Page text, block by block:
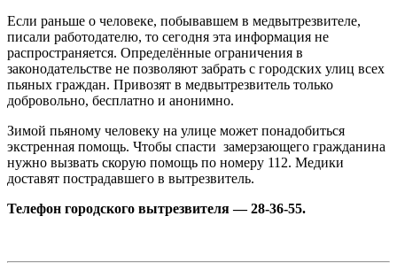
Если раньше о человеке, побывавшем в медвытрезвителе,
писали работодателю, то сегодня эта информация не
распространяется. Определённые ограничения в
законодательстве не позволяют забрать с городских улиц всех
пьяных граждан. Привозят в медвытрезвитель только
добровольно, бесплатно и анонимно.
Зимой пьяному человеку на улице может понадобиться
экстренная помощь. Чтобы спасти замерзающего гражданина
нужно вызвать скорую помощь по номеру 112. Медики
доставят пострадавшего в вытрезвитель.
Телефон городского вытрезвителя — 28-36-55.